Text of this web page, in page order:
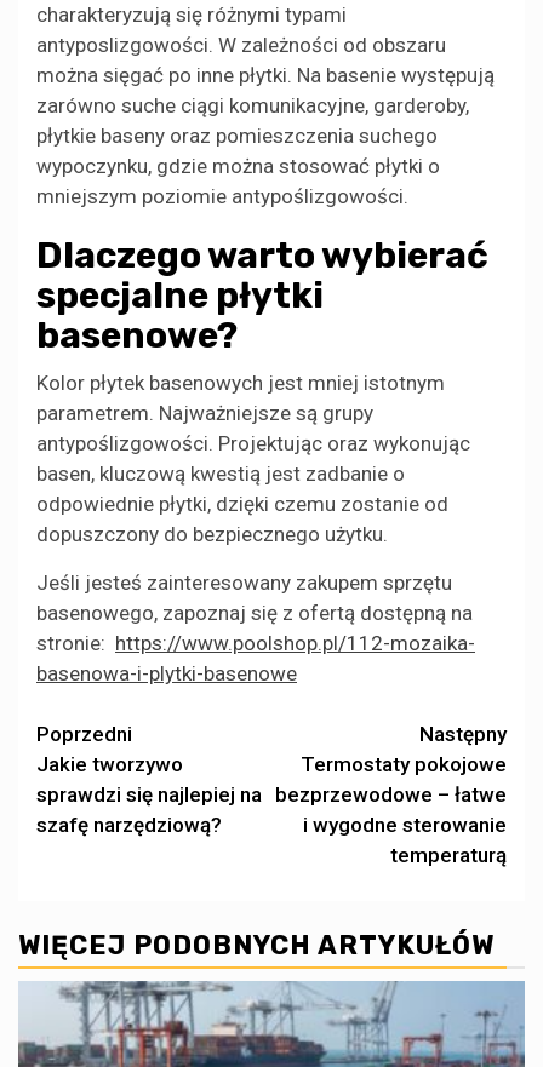
charakteryzują się różnymi typami
antyposlizgowości. W zależności od obszaru
można sięgać po inne płytki. Na basenie występują
zarówno suche ciągi komunikacyjne, garderoby,
płytkie baseny oraz pomieszczenia suchego
wypoczynku, gdzie można stosować płytki o
mniejszym poziomie antypoślizgowości.
Dlaczego warto wybierać
specjalne płytki
basenowe?
Kolor płytek basenowych jest mniej istotnym
parametrem. Najważniejsze są grupy
antypoślizgowości. Projektując oraz wykonując
basen, kluczową kwestią jest zadbanie o
odpowiednie płytki, dzięki czemu zostanie od
dopuszczony do bezpiecznego użytku.
Jeśli jesteś zainteresowany zakupem sprzętu
basenowego, zapoznaj się z ofertą dostępną na
stronie: https://www.poolshop.pl/112-mozaika-
basenowa-i-plytki-basenowe
Zobacz
wpisy
Poprzedni
Jakie tworzywo
sprawdzi się najlepiej na
szafę narzędziową?
Następny
Termostaty pokojowe
bezprzewodowe – łatwe
i wygodne sterowanie
temperaturą
WIĘCEJ PODOBNYCH ARTYKUŁÓW